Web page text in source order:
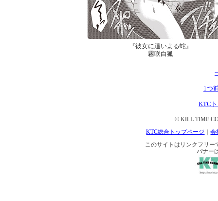
『彼女に這いよる蛇』
霧咲白狐
1つ
KTC
© KILL TIME
KTC総合トップページ
｜会
このサイトはリンクフリー
バナー